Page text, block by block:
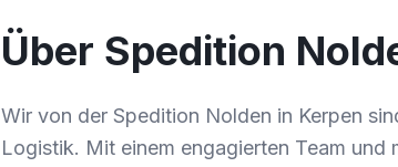
Über Spedition
Wir von der Spedition Nolden in Kerpen
Logistik. Mit einem engagierten Team und